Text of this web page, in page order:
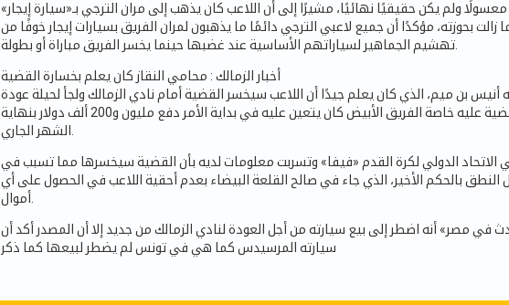
ولم يكن حقيقيًا نهائيًا، مشيرًا إلى أن اللاعب كان يذهب إلى مران الترجي بـ«سيارة إيجار»
بحوزته، مؤكدًا أن جميع لاعبي الترجي دائمًا ما يذهبون لمران الفريق بسيارات إيجار خوفًا من
تهشيم الجماهير لسياراتهم الأساسية عند غضبها حينما يخسر الفريق مباراة أو بطولة.
أخبار الزمالك : محامي النقاز كان يعلم بخسارة القضية
أنيس بن ميم، الذي كان يعلم جيدًا أن اللاعب سيخسر القضية أمام نادي الزمالك ولجأ لحيلة عودة
اللاعب من جديد للفريق وتسوية الأمور حتى لا تنقلب القضية عليه خاصة الفريق الأبيض كان يتعين عليه في بداية الأمر دفع مليون و200 ألف دولار بنهاية
الشهر الجاري.
الدولي لكرة القدم «فيفا» وتسربت معلومات لديه بأن القضية سيخسرها مما تسبب في
النطق بالحكم الأخير، الذي جاء في صالح القلعة البيضاء بعدم أحقية اللاعب في الحصول على أي
أموال.
في مصر» أنه اضطر إلى بيع سيارته من أجل العودة لنادي الزمالك من جديد إلا أن المصدر أكد أن
سيارته المرسيدس كما هي في تونس لم يضطر لبيعها كما ذكر